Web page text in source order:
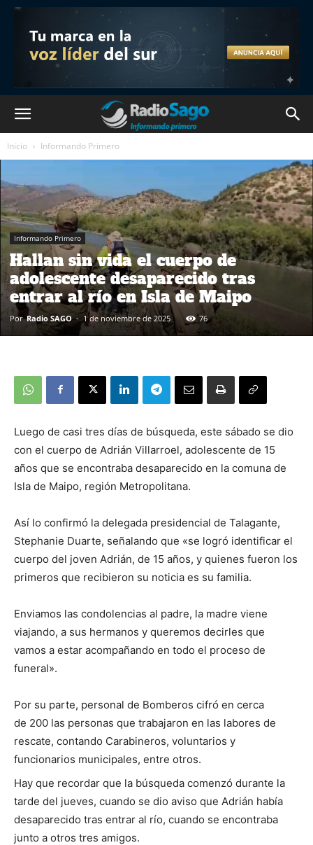
Inicio Informando Primero
Informando Primero
Hallan sin vida el cuerpo de
adolescente desaparecido tras
entrar al río en Isla de Maipo
Por Radio SAGO - 1 de noviembre de 2025 76
Luego de casi tres días de búsqueda, este sábado se dio
con el cuerpo de Adrián Villarroel, adolescente de 15
años que se encontraba desaparecido en la comuna de
Isla de Maipo, región Metropolitana.
Así lo confirmó la delegada presidencial de Talagante,
Stephanie Duarte, señalando que «se logró identificar el
cuerpo del joven Adrián, de 15 años, y quienes fueron los
primeros que recibieron su noticia es su familia.
Enviamos las condolencias al padre, la madre viene
viajando, a sus hermanos y queremos decirles que
vamos a estar acompañando en todo el proceso de
funeral».
Por su parte, personal de Bomberos cifró en cerca
de 200 las personas que trabajaron en las labores de
rescate, contando Carabineros, voluntarios y
funcionarios municipales, entre otros.
Hay que recordar que la búsqueda comenzó durante la
tarde del jueves, cuando se dio aviso que Adrián había
desaparecido tras entrar al río, cuando se encontraba
junto a otros tres amigos.